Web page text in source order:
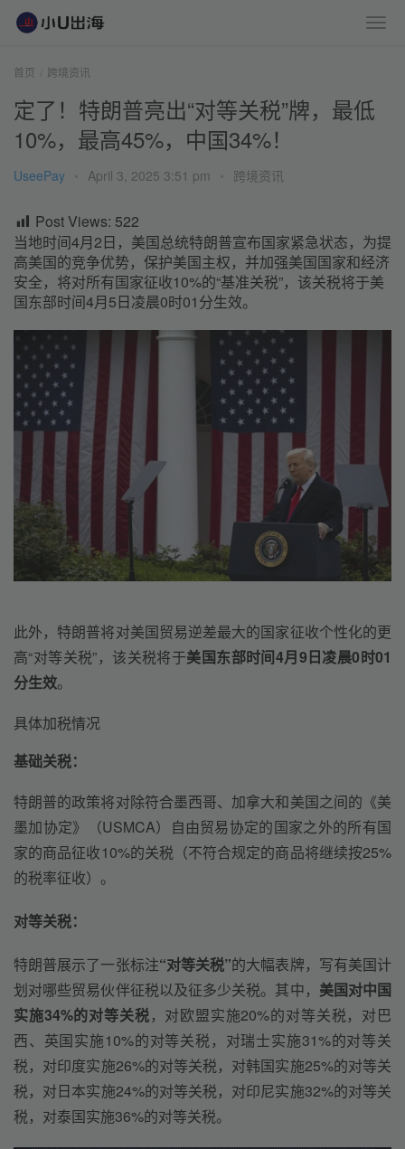
首页 跨境资讯
定了！特朗普亮出“对等关税”牌，最低
10%，最高45%，中国34%！
UseePay April 3, 2025 3:51 pm 跨境资讯
Post Views: 522
当地时间4月2日，美国总统特朗普宣布国家紧急状态，为提
高美国的竞争优势，保护美国主权，并加强美国国家和经济
安全，将对所有国家征收10%的“基准关税”，该关税将于美
国东部时间4月5日凌晨0时01分生效。
此外，特朗普将对美国贸易逆差最大的国家征收个性化的更
高“对等关税”，该关税将于美国东部时间4月9日凌晨0时01
分生效。
具体加税情况
基础关税：
特朗普的政策将对除符合墨西哥、加拿大和美国之间的《美
墨加协定》（USMCA）自由贸易协定的国家之外的所有国
家的商品征收10%的关税（不符合规定的商品将继续按25%
的税率征收）。
对等关税：
特朗普展示了一张标注“对等关税”的大幅表牌，写有美国计
划对哪些贸易伙伴征税以及征多少关税。其中， 美国对中国
实施34%的对等关税，对欧盟实施20%的对等关税，对巴
西、英国实施10%的对等关税，对瑞士实施31%的对等关
税，对印度实施26%的对等关税，对韩国实施25%的对等关
税，对日本实施24%的对等关税，对印尼实施32%的对等关
税，对泰国实施36%的对等关税。